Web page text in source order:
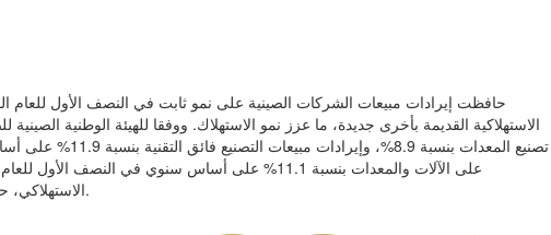
حافظت إيرادات مبيعات الشركات الصينية على نمو ثابت في النصف الأول للعام
الاستهلاكية القديمة بأخرى جديدة، ما عزز نمو الاستهلاك. ووفقا للهيئة الوطنية
تصنيع المعدات
على الآلات والمعدات بنسبة 11.1% على أساس سنوي
الاستهلاكي، حيث سجلت مبيعات التجزئة للأجهزة المنزلية والأثاث وأجهزة الاتصالات نموا مزدوج الأرقام.